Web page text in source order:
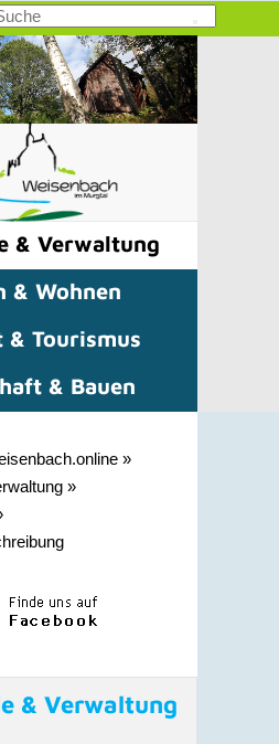
& Verwaltung
& Wohnen
& Tourismus
& Bauen
»
»
& Verwaltung